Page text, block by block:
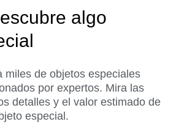
algo
miles de objetos especiales
por expertos. Mira las
detalles y el valor estimado de
especial.